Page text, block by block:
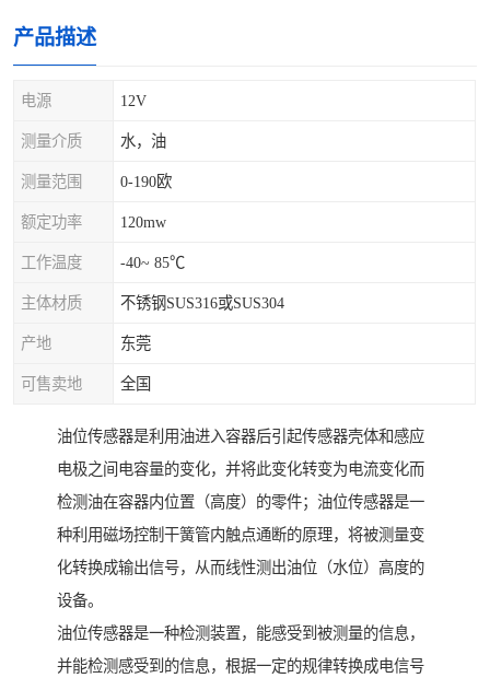
产品描述
电源 12V
测量介质 水，油
测量范围 0-190欧
额定功率 120mw
工作温度 -40~ 85℃
主体材质 不锈钢SUS316或SUS304
产地 东莞
可售卖地 全国
油位传感器是利用油进入容器后引起传感器壳体和感应
电极之间电容量的变化，并将此变化转变为电流变化而
检测油在容器内位置（高度）的零件；油位传感器是一
种利用磁场控制干簧管内触点通断的原理，将被测量变
化转换成输出信号，从而线性测出油位（水位）高度的
设备。
油位传感器是一种检测装置，能感受到被测量的信息，
并能检测感受到的信息，根据一定的规律转换成电信号